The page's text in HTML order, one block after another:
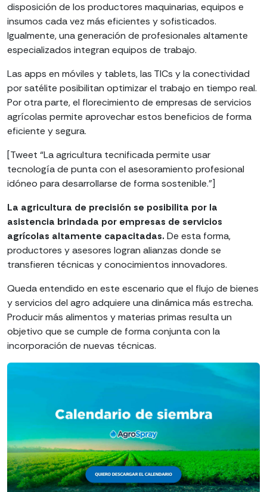
disposición de los productores maquinarias, equipos e
insumos cada vez más eficientes y sofisticados.
Igualmente, una generación de profesionales altamente
especializados integran equipos de trabajo.
Las apps en móviles y tablets, las TICs y la conectividad
por satélite posibilitan optimizar el trabajo en tiempo real.
Por otra parte, el florecimiento de empresas de servicios
agrícolas permite aprovechar estos beneficios de forma
eficiente y segura.
[Tweet “La agricultura tecnificada permite usar
tecnología de punta con el asesoramiento profesional
idóneo para desarrollarse de forma sostenible.”]
La agricultura de precisión se posibilita por la
asistencia brindada por empresas de servicios
agrícolas altamente capacitadas. De esta forma,
productores y asesores logran alianzas donde se
transfieren técnicas y conocimientos innovadores.
Queda entendido en este escenario que el flujo de bienes
y servicios del agro adquiere una dinámica más estrecha.
Producir más alimentos y materias primas resulta un
objetivo que se cumple de forma conjunta con la
incorporación de nuevas técnicas.